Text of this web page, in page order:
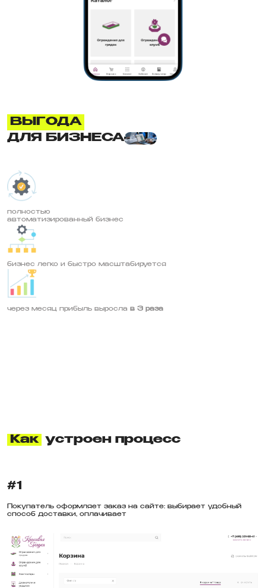
ВЫГОДА
ДЛЯ БИЗНЕСА
полностью
автоматизированный бизнес
бизнес легко и быстро масштабируется
через месяц прибыль выросла в 3 раза
Как устроен процесс
#1
Покупатель оформляет заказ на сайте: выбирает удобный
способ доставки, оплачивает